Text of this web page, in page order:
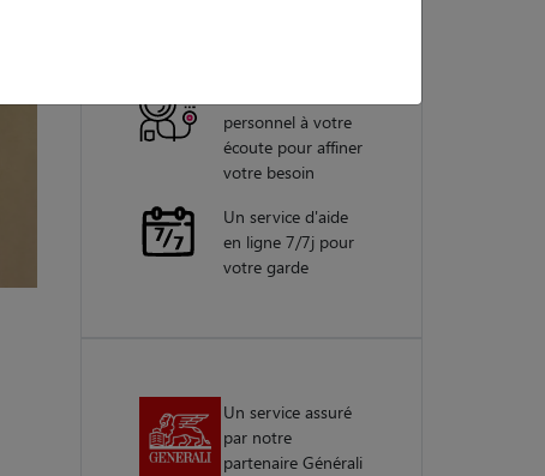
personnel à votre
écoute pour affiner
votre besoin
Un service d'aide
en ligne 7/7j pour
votre garde
Un service assuré
par notre
partenaire Générali